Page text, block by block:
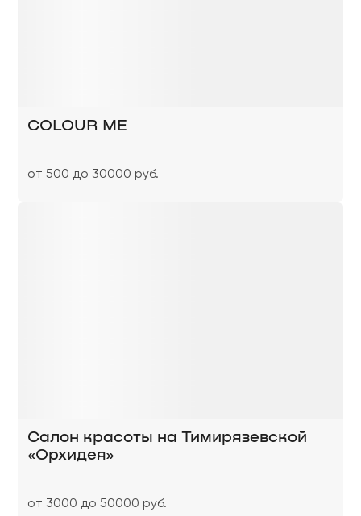
COLOUR ME
от 500 до 30000 руб.
Cалон красоты на Тимирязевской
«Орхидея»
от 3000 до 50000 руб.